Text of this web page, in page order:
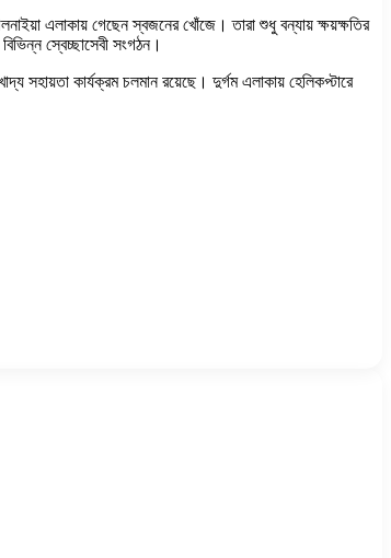
এলাকায় গেছেন স্বজনের খোঁজে। তারা শুধু বন্যায় ক্ষয়ক্ষতির
স্বেচ্ছাসেবী সংগঠন।
সহায়তা কার্যক্রম চলমান রয়েছে। দুর্গম এলাকায় হেলিকপ্টারে